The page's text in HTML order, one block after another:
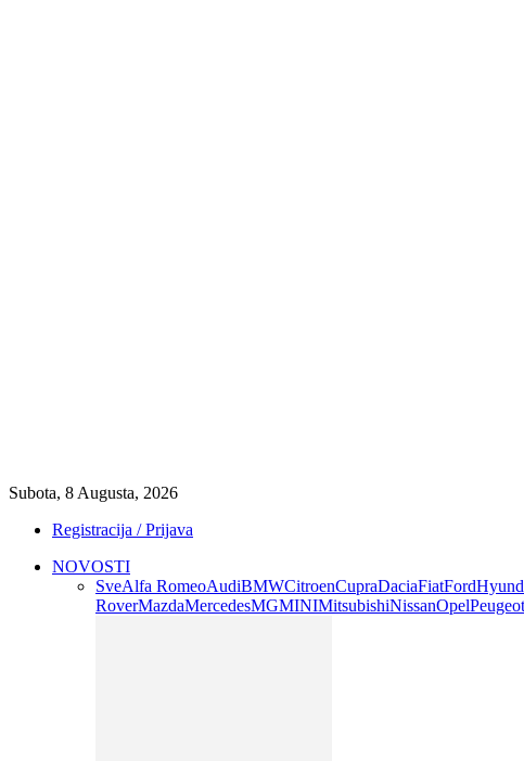
Subota, 8 Augusta, 2026
Registracija / Prijava
NOVOSTI
SveAlfa RomeoAudiBMWCitroenCupraDaciaFiatFord
RoverMazdaMercedesMGMINIMitsubishiNissanOpelPeugeot